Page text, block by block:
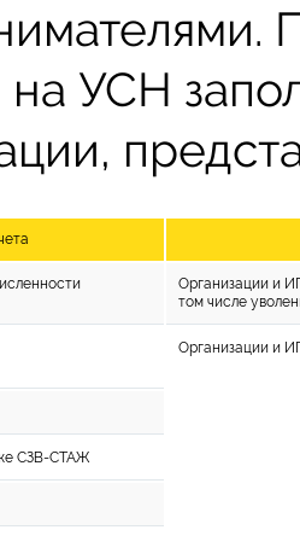
на УСН
Организации и
том числе
Организации и
СЗВ-СТАЖ